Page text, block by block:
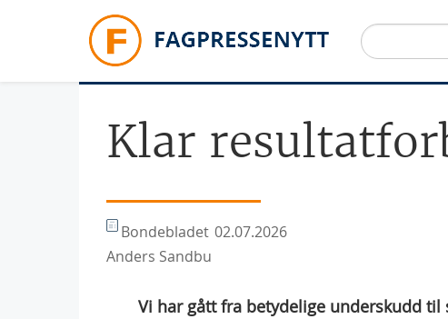
Klar
Bondebladet 02.07.2026
Anders Sandbu
 Vi har gått fra betydelige underskudd